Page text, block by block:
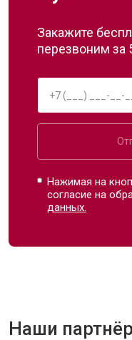
Закажите
перезвоним за
Нажимая на
согласие на
данных.
Наши